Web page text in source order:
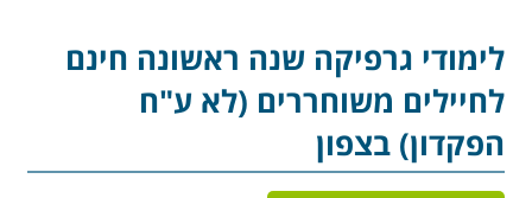
לימודי גרפיקה שנה ראשונה חינם
לחיילים משוחררים (לא ע"ח
הפקדון) בצפון